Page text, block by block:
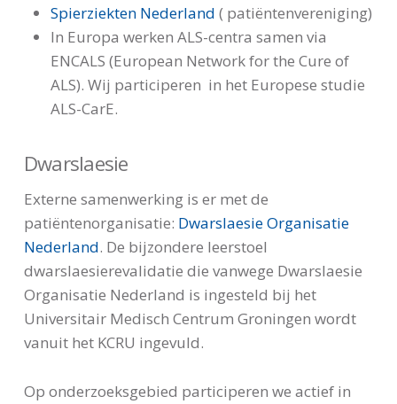
Spierziekten Nederland ( patiëntenvereniging)
In Europa werken ALS-centra samen via
ENCALS (European Network for the Cure of
ALS). Wij participeren in het Europese studie
ALS-CarE.
Dwarslaesie
Externe samenwerking is er met de
patiëntenorganisatie: Dwarslaesie Organisatie
Nederland. De bijzondere leerstoel
dwarslaesierevalidatie die vanwege Dwarslaesie
Organisatie Nederland is ingesteld bij het
Universitair Medisch Centrum Groningen wordt
vanuit het KCRU ingevuld.
Op onderzoeksgebied participeren we actief in